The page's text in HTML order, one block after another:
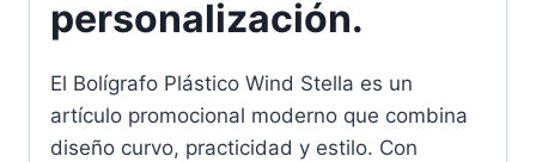
personalización.
El Bolígrafo Plástico Wind Stella es un
artículo promocional moderno que combina
diseño curvo, practicidad y estilo. Con